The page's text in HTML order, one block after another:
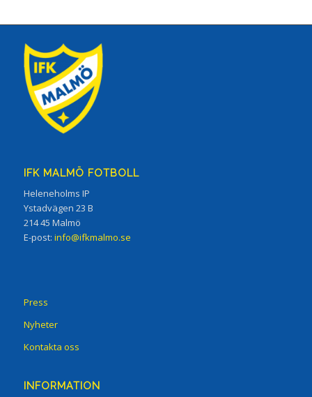
IFK MALMÖ FOTBOLL
Heleneholms IP
Ystadvägen 23 B
214 45 Malmö
E-post: info@ifkmalmo.se
Press
Nyheter
Kontakta oss
INFORMATION